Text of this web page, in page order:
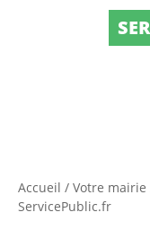
Accueil / Votre mairie
ServicePublic.fr